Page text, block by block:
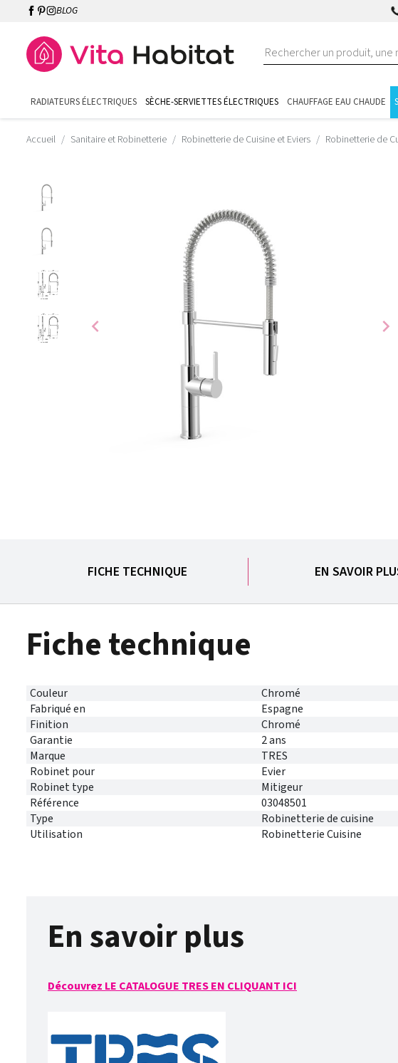
BLOG
RADIATEURS ÉLECTRIQUES SÈCHE-SERVIETTES ÉLECTRIQUES CHAUFFAGE EAU CHAUDE
Accueil Sanitaire et Robinetterie Robinetterie de Cuisine et Eviers Robinetterie de
chevron_left chevron_right
FICHE TECHNIQUE EN SAVOIR
Fiche technique
Couleur
Chromé
Fabriqué en
Espagne
Finition
Chromé
Garantie
2 ans
Marque
TRES
Robinet pour
Evier
Robinet type
Mitigeur
Référence
03048501
Type
Robinetterie de cuisine
Utilisation
Robinetterie Cuisine
En savoir plus
Découvrez LE CATALOGUE TRES EN CLIQUANT ICI